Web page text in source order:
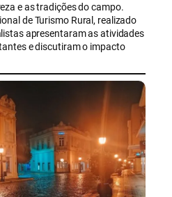
e as tradições do campo.
de Turismo Rural, realizado
apresentaram as atividades
e discutiram o impacto